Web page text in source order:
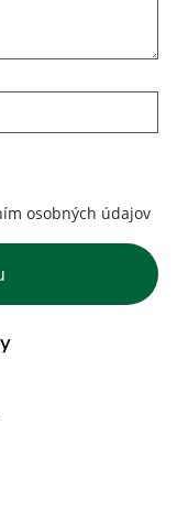
osobných údajov